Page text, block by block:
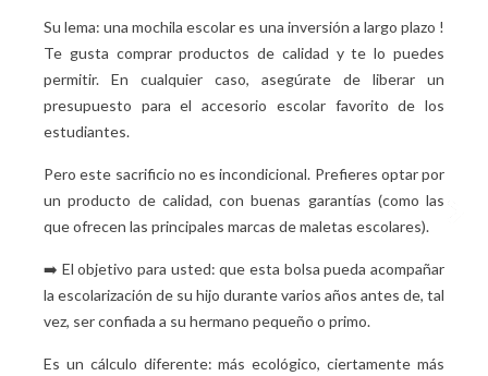
Su lema: una mochila escolar es una inversión a largo plazo !
Te gusta comprar productos de calidad y te lo puedes
permitir. En cualquier caso, asegúrate de liberar un
presupuesto para el accesorio escolar favorito de los
estudiantes.
Pero este sacrificio no es incondicional. Prefieres optar por
un producto de calidad, con buenas garantías (como las
que ofrecen las principales marcas de maletas escolares).
➡️ El objetivo para usted: que esta bolsa pueda acompañar
la escolarización de su hijo durante varios años antes de, tal
vez, ser confiada a su hermano pequeño o primo.
Es un cálculo diferente: más ecológico, ciertamente más